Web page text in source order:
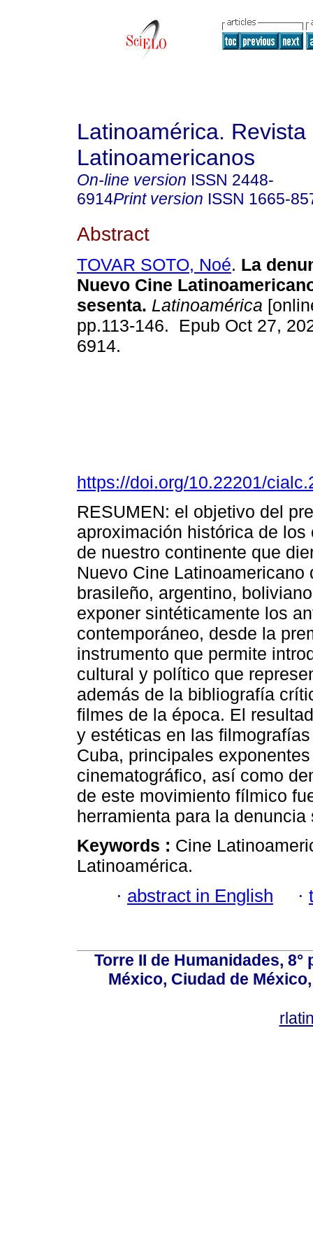
Latinoamérica.
Latinoamericanos
On-line version ISSN 2448-
6914Print version ISSN 1665-
Abstract
TOVAR SOTO, Noé. La
Nuevo Cine
sesenta. Latinoamérica
pp.113-146. Epub Oct 27,
6914.
https://doi.org/10.22201/
RESUMEN: el objetivo del
aproximación histórica de
de nuestro continente que
Nuevo Cine
brasileño, argentino,
exponer sintéticamente los
contemporáneo, desde la
instrumento que permite
cultural y político que
además de la bibliografía
filmes de la época. El
y estéticas en las
Cuba, principales
cinematográfico, así como
de este movimiento fílmico
herramienta para la denuncia
Keywords : Cine
Latinoamérica.
· abstract in English ·
Torre II de Humanidades,
México, Ciudad de